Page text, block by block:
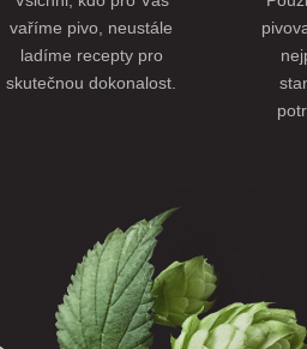
vaříme pivo, neustále
ladíme recepty pro
skutečnou dokonalost.